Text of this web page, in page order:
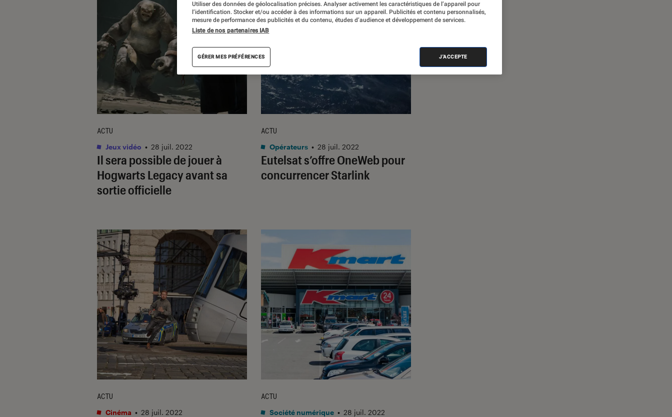
Il sera possible de jouer à
Hogwarts Legacyavant sa
sortie officielle
ACTU
Jeux vidéo • 28 juil. 2022
Eutelsat s’offre OneWeb pour
concurrencer Starlink
ACTU
Opérateurs • 28 juil. 2022
ACTU
Cinéma • 28 juil. 2022
ACTU
Société numérique • 28 juil. 2022
Utiliser des données de géolocalisation précises. Analyser activement les caractéristiques de l’appareil pour
l’identification. Stocker et/ou accéder à des informations sur un appareil. Publicités et contenu personnalisés,
mesure de performance des publicités et du contenu, études d’audience et développement de services.
Liste de nos partenaires IAB
GÉRER MES PRÉFÉRENCES J'ACCEPTE